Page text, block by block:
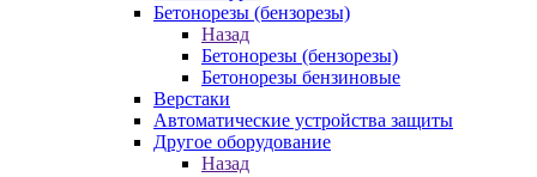
Бетонорезы (бензорезы)
Назад
Бетонорезы (бензорезы)
Бетонорезы бензиновые
Верстаки
Автоматические устройства защиты
Другое оборудование
Назад